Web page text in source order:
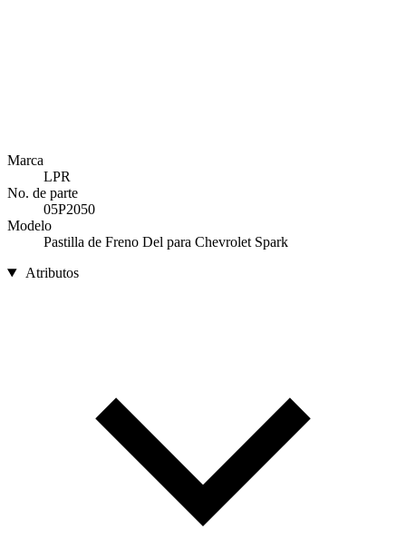
Marca
LPR
No. de parte
05P2050
Modelo
Pastilla de Freno Del para Chevrolet Spark
Atributos